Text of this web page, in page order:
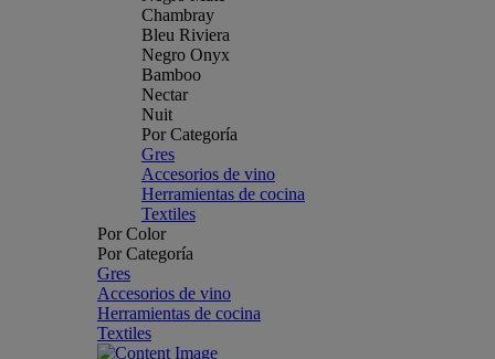
Chambray
Bleu Riviera
Negro Onyx
Bamboo
Nectar
Nuit
Por Categoría
Gres
Accesorios de vino
Herramientas de cocina
Textiles
Por Color
Por Categoría
Gres
Accesorios de vino
Herramientas de cocina
Textiles